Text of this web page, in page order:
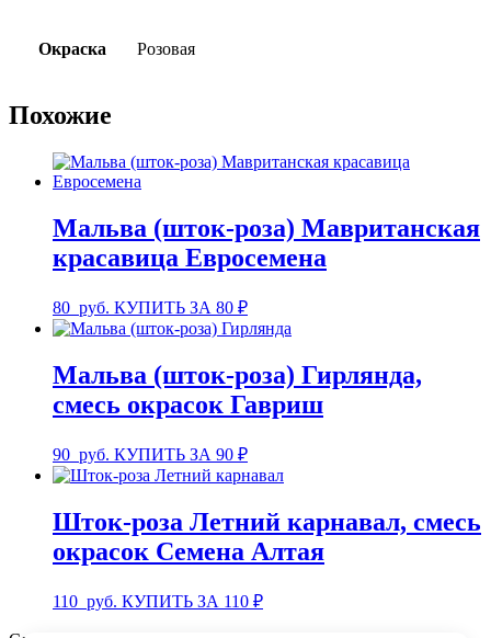
Окраска Розовая
Похожие
Мальва (шток-роза) Мавританская
красавица Евросемена
80 руб. КУПИТЬ ЗА 80 ₽
Мальва (шток-роза) Гирлянда,
смесь окрасок Гавриш
90 руб. КУПИТЬ ЗА 90 ₽
Шток-роза Летний карнавал, смесь
окрасок Семена Алтая
110 руб. КУПИТЬ ЗА 110 ₽